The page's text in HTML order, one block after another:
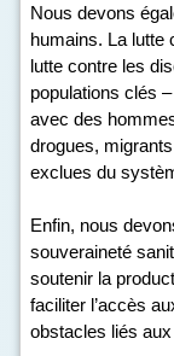
Nous devons
humains. La lutte
lutte contre les
populations clés
avec des
drogues,
exclues du
Enfin, nous
souveraineté
soutenir la
faciliter l’accès
obstacles liés aux